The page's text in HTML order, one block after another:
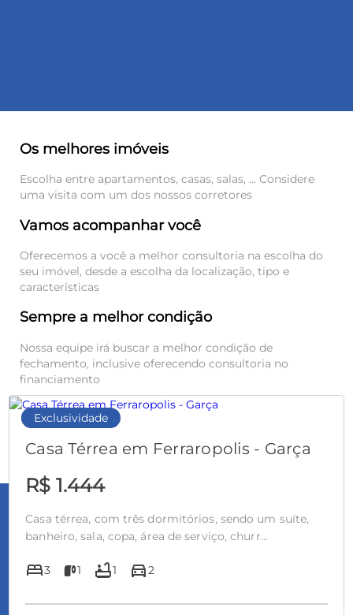
Os melhores imóveis
Escolha entre apartamentos, casas, salas, ... Considere
uma visita com um dos nossos corretores
Vamos acompanhar você
Oferecemos a você a melhor consultoria na escolha do
seu imóvel, desde a escolha da localização, tipo e
características
Sempre a melhor condição
Nossa equipe irá buscar a melhor condição de
fechamento, inclusive oferecendo consultoria no
financiamento
Pronto
Exclusividade
Casa Térrea em Ferraropolis - Garça
R$ 1.444
Casa térrea, com três dormitórios, sendo um suíte,
banheiro, sala, copa, área de serviço, churr...
bed3 1 bathtub1 directions_car2